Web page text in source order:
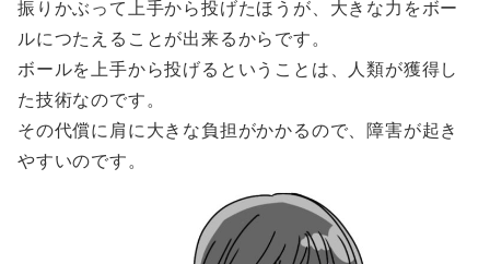
振りかぶって上手から投げたほうが、大きな力をボー
ルにつたえることが出来るからです。
ボールを上手から投げるということは、人類が獲得し
た技術なのです。
その代償に肩に大きな負担がかかるので、障害が起き
やすいのです。